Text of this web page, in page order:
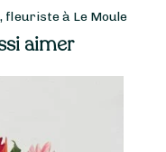
fleuriste à Le Moule
aimer